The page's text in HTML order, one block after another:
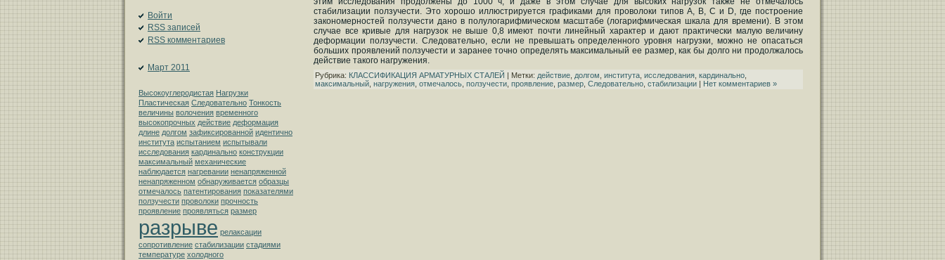
Войти
RSS записей
RSS комментариев
Март 2011
Высокоуглеродистая Нагрузки
Пластическая Следовательно Тонкость
величины волочения временного
высокопрочных действие деформация
длине долгом зафиксированной идентично
института испытанием испытывали
исследования кардинально конструкции
максимальный механические
наблюдается нагревании ненапряженной
ненапряженном обнаруживается образцы
отмечалось патентирования показателями
ползучести проволоки прочность
проявление проявляться размер
разрыве релаксации
сопротивление стабилизации стадиями
температуре холодного
стабилизации ползучести. Это хорошо иллюстрируется графиками для проволоки типов А, В, С и D, где построение
закономерностей ползучести дано в полулогарифмическом масштабе (логарифмическая шкала для времени). В этом
случае все кривые для нагрузок не выше 0,8 имеют почти линейный характер и дают практически малую величину
деформации ползучести. Следовательно, если не превышать определенного уровня нагрузки, можно не опасаться
больших проявлений ползучести и заранее точно определять максимальный ее размер, как бы долго ни продолжалось
действие такого нагружения.
Рубрика: КЛАССИФИКАЦИЯ АРМАТУРНЫХ СТАЛЕЙ | Метки: действие долгом института исследования кардинально
максимальный нагружения отмечалось ползучести проявление размер Следовательно стабилизации Нет комментариев »